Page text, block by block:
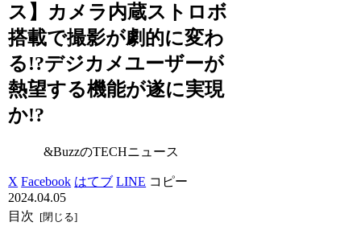
ス】カメラ内蔵ストロボ
搭載で撮影が劇的に変わ
る!?デジカメユーザーが
熱望する機能が遂に実現
か!?
&BuzzのTECHニュース
X Facebook はてブ LINE コピー
2024.04.05
目次